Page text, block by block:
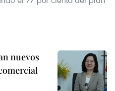
nuevos